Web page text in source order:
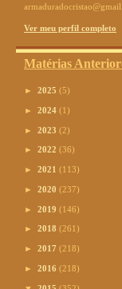
Ver meu perfil completo
Matérias
► 2025 (5)
► 2024 (1)
► 2023 (2)
► 2022 (36)
► 2021 (113)
► 2020 (237)
► 2019 (146)
► 2018 (261)
► 2017 (218)
► 2016 (218)